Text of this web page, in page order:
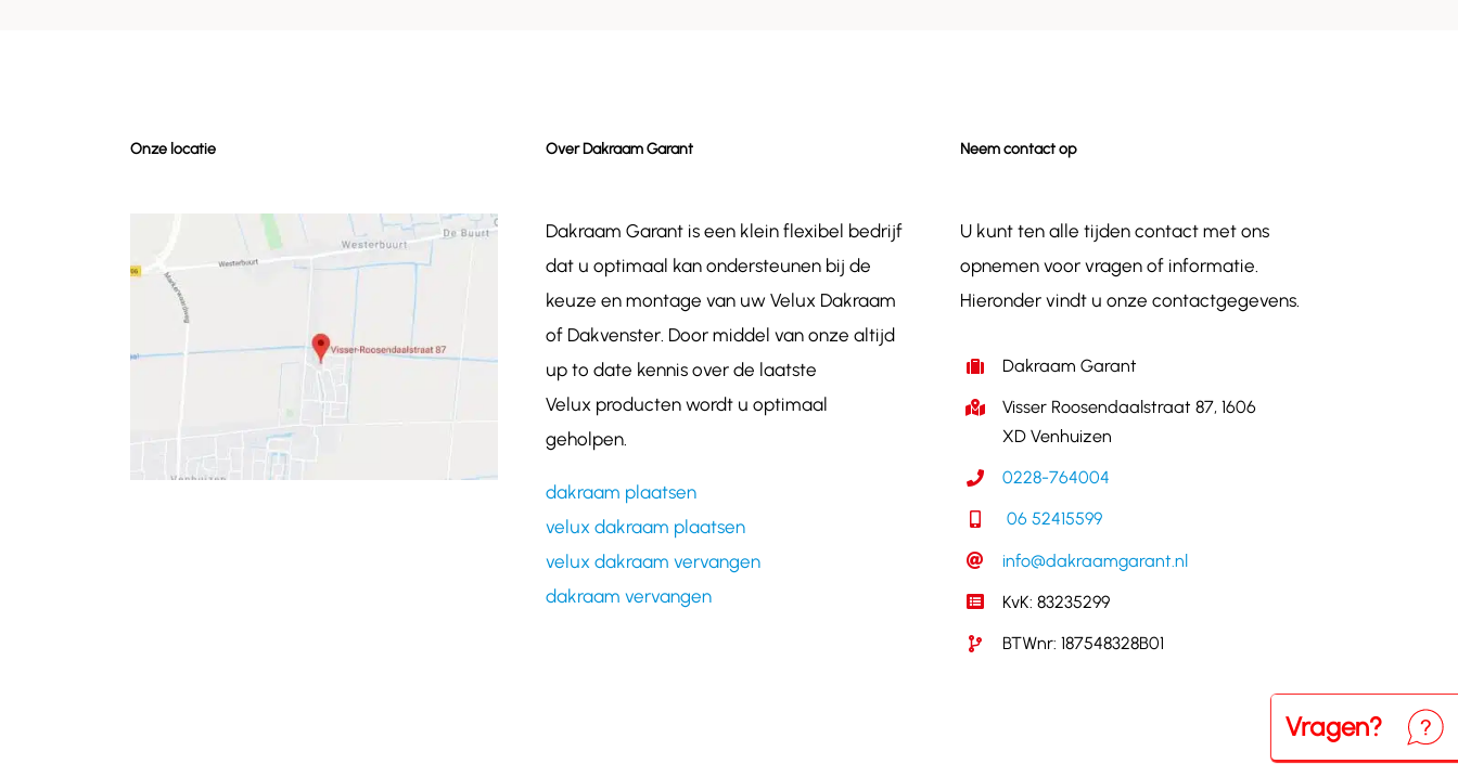
Onze locatie Over Dakraam Garant
Dakraam Garant is een klein flexibel bedrijf
dat u optimaal kan ondersteunen bij de
keuze en montage van uw Velux Dakraam
of Dakvenster. Door middel van onze altijd
up to date kennis over de laatste
Velux producten wordt u optimaal
geholpen.
dakraam plaatsen
velux dakraam plaatsen
velux dakraam vervangen
dakraam vervangen
Neem contact op
U kunt ten alle tijden contact met ons
opnemen voor vragen of informatie.
Hieronder vindt u onze contactgegevens.
Dakraam Garant
Visser Roosendaalstraat 87, 1606
XD Venhuizen
0228-764004
06 52415599
info@dakraamgarant.nl
KvK: 83235299
BTWnr: 187548328B01
Vragen?